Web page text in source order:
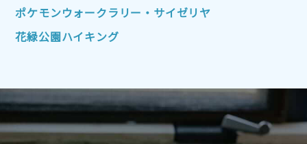
2022年1月 2021年12月 2021年11月
2021年10月 2021年9月
2021年1月 2020年12月 2020年11月
2020年10月 2020年9月 2020年8月
ポケモンウォークラリー・サイゼリヤ
花緑公園ハイキング